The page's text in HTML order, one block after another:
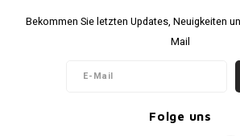
Bekommen Sie letzten Updates, Neuigkeiten
Mail
Folge uns